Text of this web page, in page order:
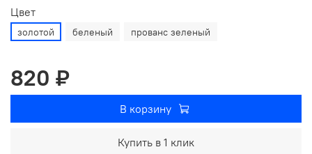
Цвет
золотой беленый прованс зеленый
820 ₽
В корзину
Купить в 1 клик